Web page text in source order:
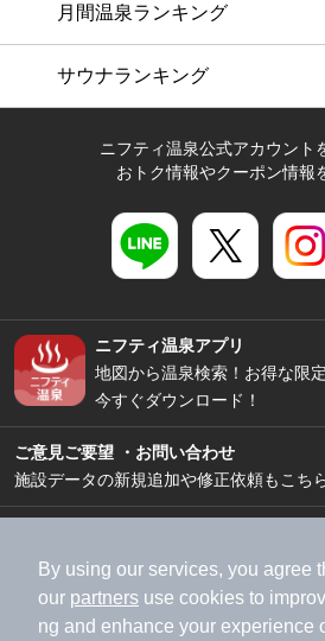
By using our services, you agree
our partners use cookies to
ng and enhance your experience
月間温泉ランキング
サウナランキング
ニフティ温泉公式アカウント
おトク情報やクーポン情報
ニフティ温泉アプリ
地図から温泉検索！お得な限
今すぐダウンロード！
ご意見ご要望 ・お問い合わせ
施設データの新規追加や修正依頼もこち
加盟店募集（資料請求）
広
利用規約
ライフスタイル
特定商取引法に基づく表記